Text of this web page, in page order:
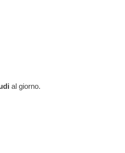
al giorno.